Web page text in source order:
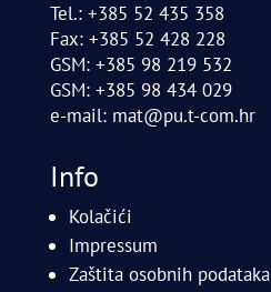
Tel.: +385 52 435 358
Fax: +385 52 428 228
GSM: +385 98 219 532
GSM: +385 98 434 029
e-mail: mat@pu.t-com.hr
Info
Kolačići
Impressum
Zaštita osobnih podataka